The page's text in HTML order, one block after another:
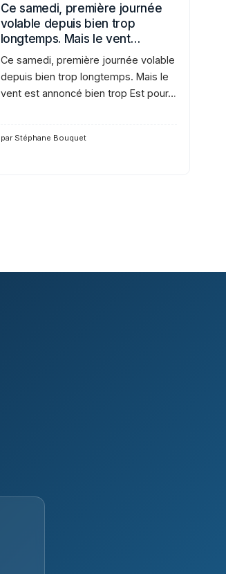
Ce samedi, première journée
volable depuis bien trop
longtemps. Mais le vent…
Ce samedi, première journée volable
depuis bien trop longtemps. Mais le
vent est annoncé bien trop Est pour…
par Stéphane Bouquet